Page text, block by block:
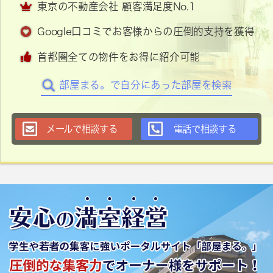
東京の不動産会社 顧客満足度No.1
Google口コミでお客様からの圧倒的支持を獲得
首都圏全ての物件をお得に紹介可能
部屋まる。で自分にあった部屋を検索
メールで相談する 電話で相談する